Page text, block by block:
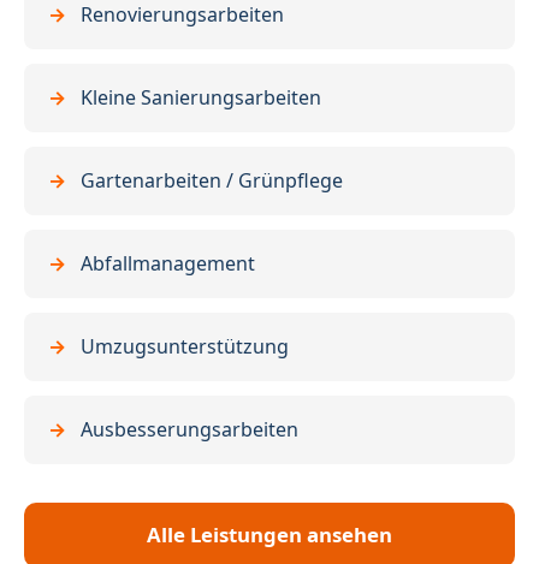
Renovierungsarbeiten
Kleine Sanierungsarbeiten
Gartenarbeiten / Grünpflege
Abfallmanagement
Umzugsunterstützung
Ausbesserungsarbeiten
Alle Leistungen ansehen